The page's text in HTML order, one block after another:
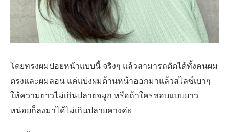
โดยทรงผมปอยหน้าแบบนี้ จริงๆ แล้วสามารถตัดได้ทั้งคนผม
ตรงและผมลอน แค่แบ่งผมด้านหน้าออกมาแล้วสไลซ์เบาๆ
ให้ความยาวไม่เกินปลายจมูก หรือถ้าใครชอบแบบยาว
หน่อยก็ลงมาได้ไม่เกินปลายคางค่ะ